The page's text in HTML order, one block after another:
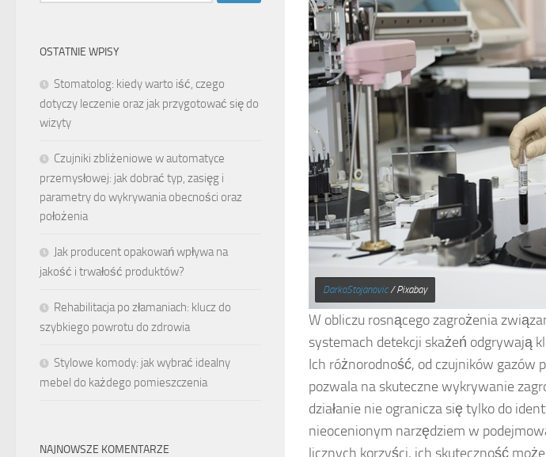
DarkoStojanovic/ Pixabay
W obliczu rosnącego zagrożenia
systemach detekcji skażeń odgrywają
Ich różnorodność, od czujników gazów
pozwala na skuteczne wykrywanie
działanie nie ogranicza się tylko do
nieocenionym narzędziem w
licznych korzyści, ich skuteczność
OSTATNIE WPISY
Stomatolog: kiedy warto iść, czego
dotyczy leczenie oraz jak przygotować się do
wizyty
Czujniki zbliżeniowe w automatyce
przemysłowej: jak dobrać typ, zasięg i
parametry do wykrywania obecności oraz
położenia
Jak producent opakowań wpływa na
jakość i trwałość produktów?
Rehabilitacja po złamaniach: klucz do
szybkiego powrotu do zdrowia
Stylowe komody: jak wybrać idealny
mebel do każdego pomieszczenia
NAJNOWSZE KOMENTARZE